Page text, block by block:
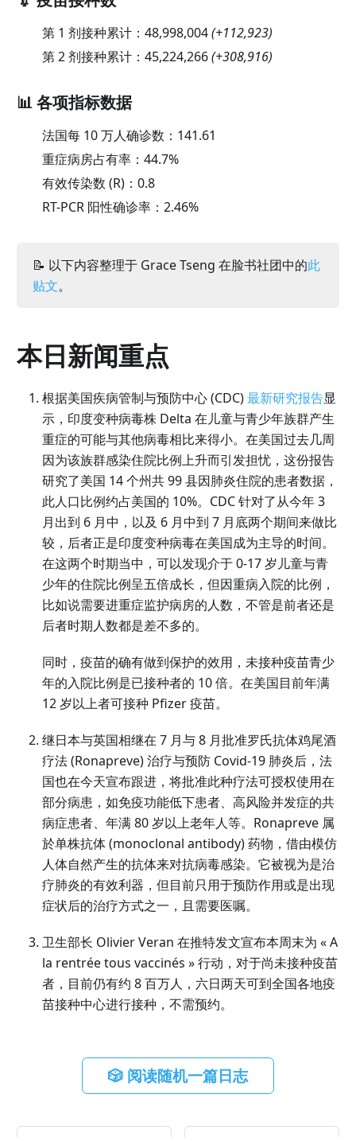
第 1 剂接种累计： 48,998,004(+112,923)
第 2 剂接种累计： 45,224,266(+308,916)
📊 各项指标数据
法国每 10 万人确诊数： 141.61
重症病房占有率： 44.7%
有效传染数 (R)： 0.8
RT-PCR 阳性确诊率： 2.46%
📝 以下内容整理于 Grace Tseng 在脸书社团中的此
贴文。
本日新闻重点
根据美国疾病管制与预防中心 (CDC)最新研究报告显
示，印度变种病毒株 Delta 在儿童与青少年族群产生
重症的可能与其他病毒相比来得小。在美国过去几周
因为该族群感染住院比例上升而引发担忧，这份报告
研究了美国 14 个州共 99 县因肺炎住院的患者数据，
此人口比例约占美国的 10%。CDC 针对了从今年 3
月出到 6 月中，以及 6 月中到 7 月底两个期间来做比
较，后者正是印度变种病毒在美国成为主导的时间。
在这两个时期当中，可以发现介于 0-17 岁儿童与青
少年的住院比例呈五倍成长，但因重病入院的比例，
比如说需要进重症监护病房的人数，不管是前者还是
后者时期人数都是差不多的。
同时，疫苗的确有做到保护的效用，未接种疫苗青少
年的入院比例是已接种者的 10 倍。在美国目前年满
12 岁以上者可接种 Pfizer 疫苗。
继日本与英国相继在 7 月与 8 月批准罗氏抗体鸡尾酒
疗法 (Ronapreve) 治疗与预防 Covid-19 肺炎后，法
国也在今天宣布跟进，将批准此种疗法可授权使用在
部分病患，如免疫功能低下患者、高风险并发症的共
病症患者、年满 80 岁以上老年人等。Ronapreve 属
於单株抗体 (monoclonal antibody) 药物，借由模仿
人体自然产生的抗体来对抗病毒感染。它被视为是治
疗肺炎的有效利器，但目前只用于预防作用或是出现
症状后的治疗方式之一，且需要医嘱。
卫生部长 Olivier Veran 在推特发文宣布本周末为 « A
la rentrée tous vaccinés » 行动，对于尚未接种疫苗
者，目前仍有约 8 百万人，六日两天可到全国各地疫
苗接种中心进行接种，不需预约。
🎲 阅读随机一篇日志